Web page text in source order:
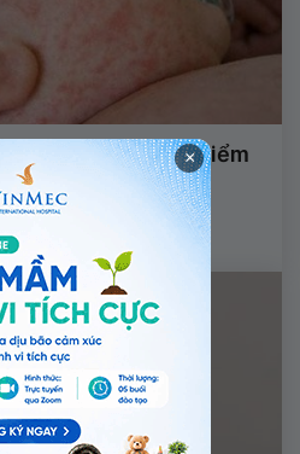
phát ban có nguy hiểm
×